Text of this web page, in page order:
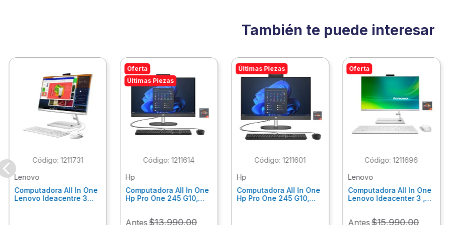
También te puede interesar
:1211731
Lenovo
Computadora All In One
Lenovo Ideacentre 3
Oferta
Últimas Piezas
:1211614
Hp
Computadora All In One
Hp Pro One 245 G10,
Fhd, Win11Home
Antes$13,990.00
Últimas Piezas
:1211601
Hp
Computadora All In One
Hp Pro One 245 G10,
Oferta
:1211696
Lenovo
Computadora All In One
Lenovo Ideacenter 3 ,
Fhd, Win11 Home
Antes$15,990.00